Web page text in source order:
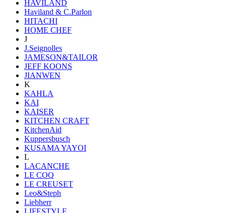
HAVILAND
Haviland & C.Parlon
HITACHI
HOME CHEF
J
J.Seignolles
JAMESON&TAILOR
JEFF KOONS
JIANWEN
K
KAHLA
KAI
KAISER
KITCHEN CRAFT
KitchenAid
Kuppersbusch
KUSAMA YAYOI
L
LACANCHE
LE COQ
LE CREUSET
Leo&Steph
Liebherr
LIFESTYLE